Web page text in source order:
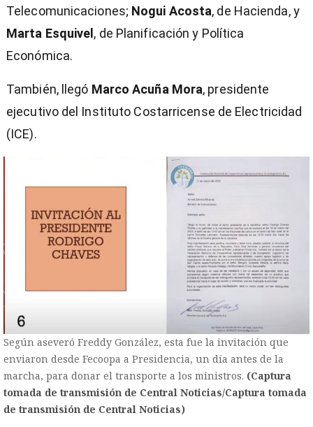
Telecomunicaciones; Nogui Acosta, de Hacienda, y
Marta Esquivel , de Planificación y Política
Económica.
También, llegó Marco Acuña Mora, presidente
ejecutivo del Instituto Costarricense de Electricidad
(ICE).
Según aseveró Freddy González, esta fue la invitación que
enviaron desde Fecoopa a Presidencia, un día antes de la
marcha, para donar el transporte a los ministros. (Captura
tomada de transmisión de Central Noticias/Captura tomada
de transmisión de Central Noticias)